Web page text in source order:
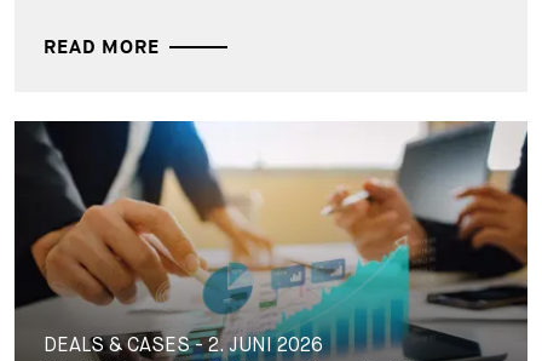
READ MORE
DEALS & CASES - 2. JUNI 2026